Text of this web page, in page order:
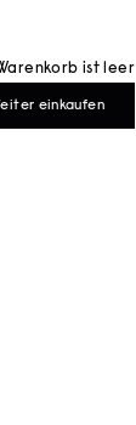
ist leer
einkaufen